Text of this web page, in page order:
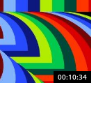
00:10:34